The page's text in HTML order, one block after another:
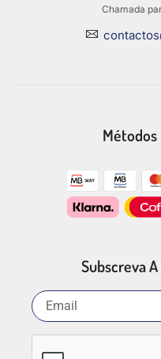
Chamada
Métodos
Subscreva